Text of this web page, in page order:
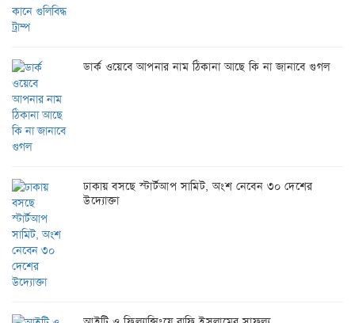
ডার্ক ওয়েবে আপনার নাম ঠিকানা আছে কি না জানাবে গুগল
ঢাকায় বসছে স্টার্টআপ সামিট, অংশ নেবেন ৩০ দেশের
উদ্যোক্তা